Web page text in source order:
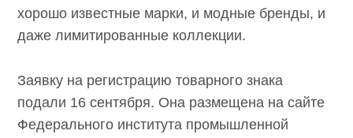
хорошо известные марки, и модные бренды, и
даже лимитированные коллекции.
Заявку на регистрацию товарного знака
подали 16 сентября. Она размещена на сайте
Федерального института промышленной